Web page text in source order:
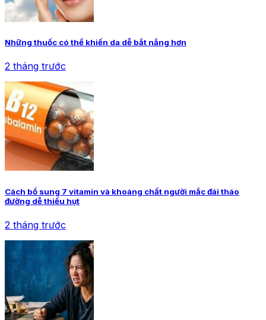
Những thuốc có thể khiến da dễ bắt nắng hơn
2 tháng trước
Cách bổ sung 7 vitamin và khoáng chất người mắc đái tháo
đường dễ thiếu hụt
2 tháng trước